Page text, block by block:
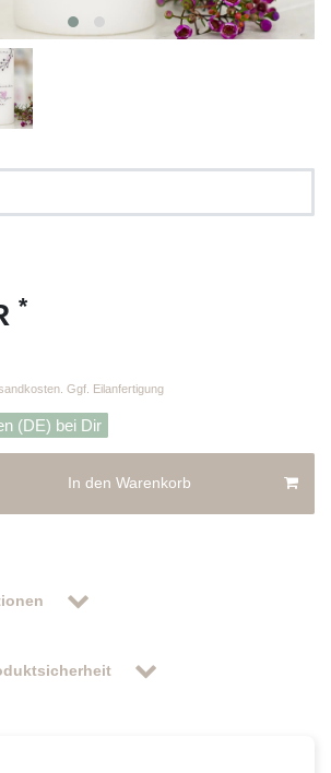
*
Ggf. Eilanfertigung
(DE) bei Dir
In den Warenkorb